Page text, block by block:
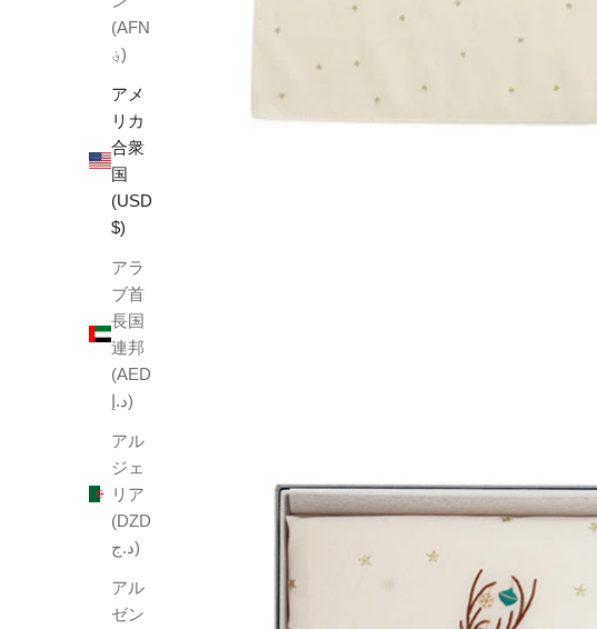
(AFN
؋)
アメ
リカ
合衆
国
(USD
$)
アラ
ブ首
長国
連邦
(AED
د.إ)
アル
ジェ
リア
(DZD
د.ج)
アル
ゼン